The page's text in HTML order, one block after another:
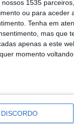
1535
ou para aceder
Tenha em
mas que
apenas a este
momento
DISCORDO